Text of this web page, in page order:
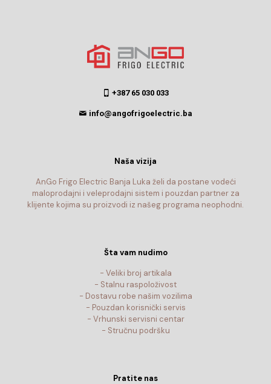
+387 65 030 033
info@angofrigoelectric.ba
Naša vizija
AnGo Frigo Electric Banja Luka želi da postane vodeći
maloprodajni i veleprodajni sistem i pouzdan partner za
klijente kojima su proizvodi iz našeg programa neophodni.
Šta vam nudimo
- Veliki broj artikala
- Stalnu raspoloživost
- Dostavu robe našim vozilima
- Pouzdan korisnički servis
- Vrhunski servisni centar
- Stručnu podršku
Pratite nas